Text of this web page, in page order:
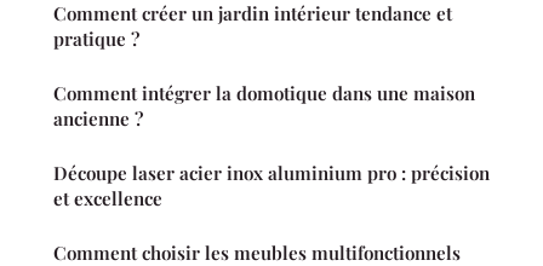
Comment créer un jardin intérieur tendance et
pratique ?
Comment intégrer la domotique dans une maison
ancienne ?
Découpe laser acier inox aluminium pro : précision
et excellence
Comment choisir les meubles multifonctionnels